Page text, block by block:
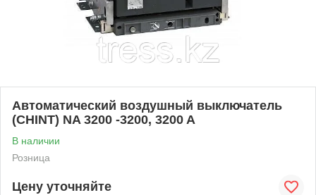
Автоматический воздушный выключатель
(CHINT) NA 3200 -3200, 3200 A
В наличии
Розница
Цену уточняйте